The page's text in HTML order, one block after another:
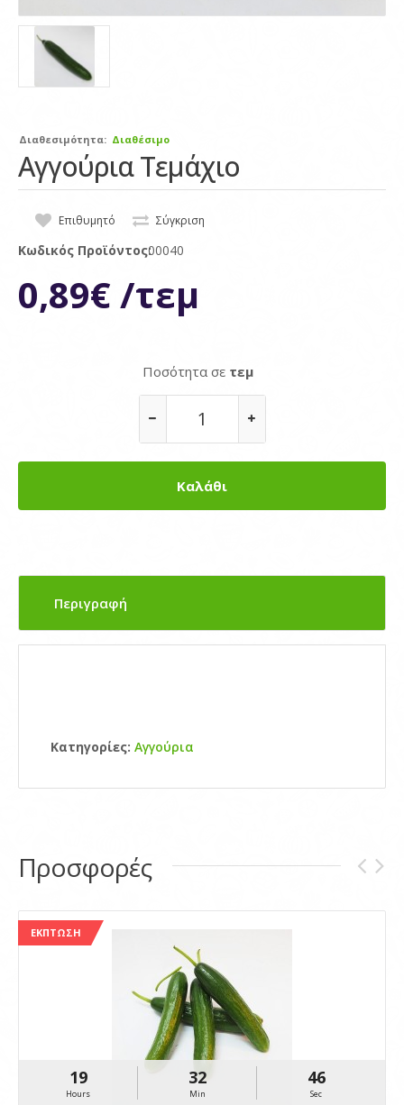
Διαθεσιμότητα: Διαθέσιμο
Αγγούρια Τεμάχιο
Επιθυμητό Σύγκριση
Κωδικός Προϊόντος:00040
0,89€ /τεμ
Ποσότητα σε τεμ
Περιγραφή
Κατηγορίες: Αγγούρια
Προσφορές
ΈΚΠΤΩΣΗ
19
Hours
32
Min
46
Sec